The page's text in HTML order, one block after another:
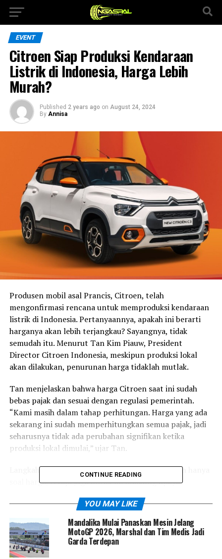
EVENT
Citroen Siap Produksi Kendaraan
Listrik di Indonesia, Harga Lebih
Murah?
Published 2 years ago on August 24, 2024
By Annisa
Produsen mobil asal Prancis, Citroen, telah
mengonfirmasi rencana untuk memproduksi kendaraan
listrik di Indonesia. Pertanyaannya, apakah ini berarti
harganya akan lebih terjangkau? Sayangnya, tidak
semudah itu. Menurut Tan Kim Piauw, President
Director Citroen Indonesia, meskipun produksi lokal
akan dilakukan, penurunan harga tidaklah mutlak.
Tan menjelaskan bahwa harga Citroen saat ini sudah
bebas pajak dan sesuai dengan regulasi pemerintah.
“Kami masih dalam tahap perhitungan. Harga yang ada
sekarang ini sudah memperhitungkan semua pajak, jadi
seharusnya tidak ada perubahan signifikan ketika
produksi lokal dimulai,” ujar Tan.
Langkah Citroen untuk memproduksi lokal bukan hanya
soal harga, tetapi juga untuk mendukung upaya
lapangan kerja di Indonesia. “Pemerintah meminta agar
komponen lokal mencapai 40% pada tahun pertama
produksi. Ini mencakup penggunaan tenaga kerja lokal
100% di pabrik, serta komponen dan desain lokal,”
tambahnya.
CONTINUE READING
YOU MAY LIKE
Mandalika Mulai Panaskan Mesin Jelang
MotoGP 2026, Marshal dan Tim Medis Jadi
Garda Terdepan